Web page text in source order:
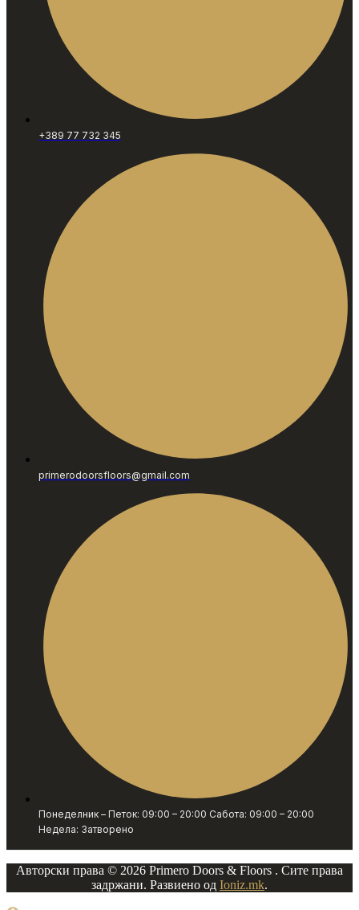
+389 77 732 345
primerodoorsfloors@gmail.com
Понеделник – Петок: 09:00 – 20:00 Сабота: 09:00 – 20:00
Недела: Затворено
Авторски права © 2026 Primero Doors & Floors . Сите права
задржани. Развиено од Ioniz.mk.